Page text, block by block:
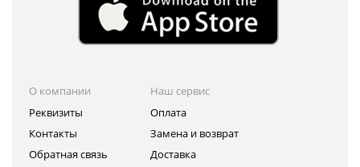
О компании
Реквизиты
Контакты
Обратная связь
Наш сервис
Оплата
Замена и возврат
Доставка